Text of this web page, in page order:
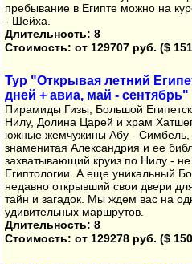
пребывание в Египте можно на
- Шейха.
Длительность: 8
Стоимость: от 129707 руб. ($
Тур "Открывая летний
дней + авиа, май - сентябрь"
Пирамиды Гизы, Большой
Нилу, Долина Царей и храм
южные жемчужины Абу - Симбель,
знаменитая Александрия и ее
захватывающий круиз по Нилу - не
Египтологии. А еще уникальный
недавно открывший свои двери
тайн и загадок. Мы ждем вас на
удивительных маршрутов.
Длительность: 8
Стоимость: от 129278 руб. ($